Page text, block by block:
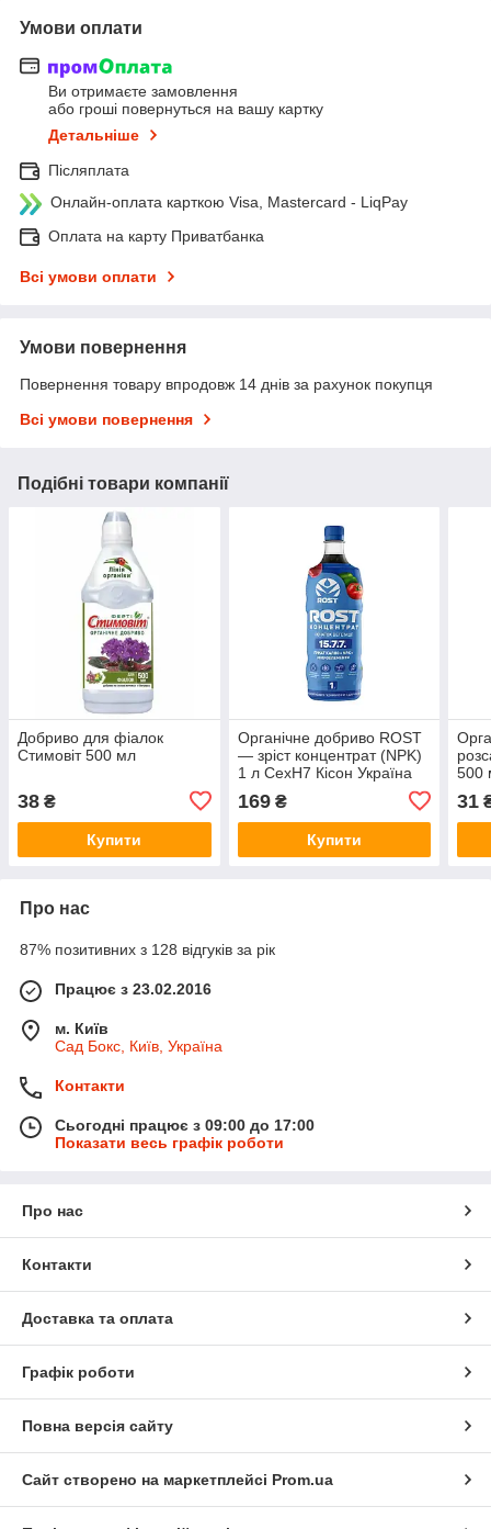
Умови оплати
Ви отримаєте замовлення
або гроші повернуться на вашу картку
Детальніше
Післяплата
Онлайн-оплата карткою Visa, Mastercard - LiqPay
Оплата на карту Приватбанка
Всі умови оплати
Умови повернення
Повернення товару впродовж 14 днів за рахунок покупця
Всі умови повернення
Подібні товари компанії
Добриво для фіалок
Стимовіт 500 мл
38 ₴
Купити
Органічне добриво ROST
— зріст концентрат (NPK)
1 л CexH7 Кісон Україна
169₴
Купити
500
31
Про нас
87% позитивних з 128 відгуків за рік
Працює з 23.02.2016
м. Київ
Сад Бокс, Київ, Україна
Контакти
Сьогодні працює з 09:00 до 17:00
Показати весь графік роботи
Про нас
Контакти
Доставка та оплата
Графік роботи
Повна версія сайту
Сайт створено на маркетплейсі Prom.ua